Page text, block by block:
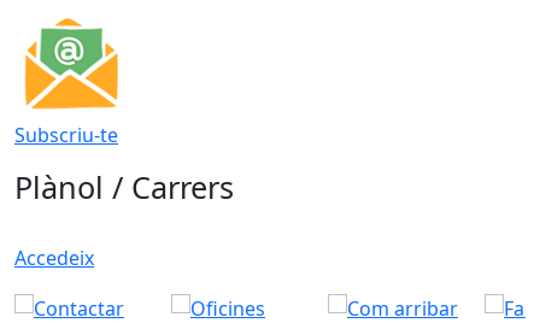
Subscriu-te
Plànol / Carrers
Accedeix